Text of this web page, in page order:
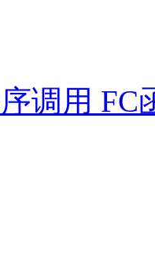
调用 FC